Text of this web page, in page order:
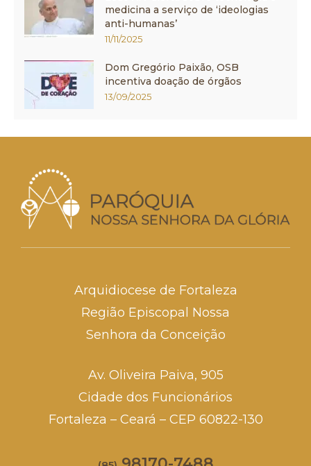
medicina a serviço de ‘ideologias
anti-humanas’
11/11/2025
Dom Gregório Paixão, OSB
incentiva doação de órgãos
13/09/2025
Arquidiocese de Fortaleza
Região Episcopal Nossa
Senhora da Conceição
Av. Oliveira Paiva, 905
Cidade dos Funcionários
Fortaleza – Ceará – CEP 60822-130